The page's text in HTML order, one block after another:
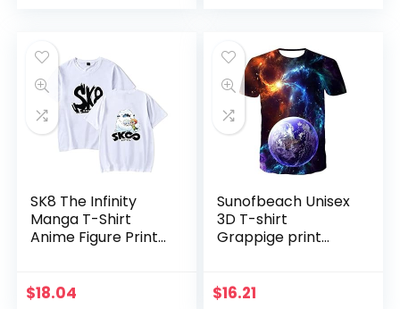
SK8 The Infinity
Manga T-Shirt
Anime Figure Print
voor
$18.04
Sunofbeach Unisex
3D T-shirt
Grappige print
thee tops, Modern
$16.21